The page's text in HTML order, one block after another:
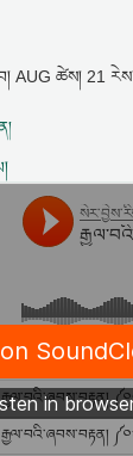
AUG ཚེས། 21